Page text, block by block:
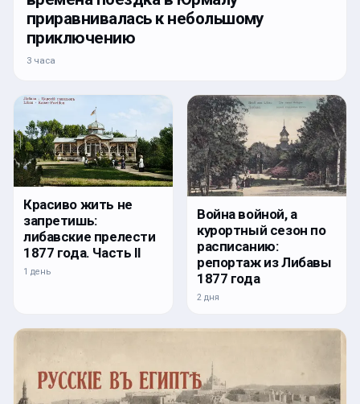
приравнивалась к небольшому
приключению
3 часа
Красиво жить не
запретишь:
либавские прелести
1877 года. Часть II
1 день
Война войной, а
курортный сезон по
расписанию:
репортаж из Либавы
1877 года
2 дня